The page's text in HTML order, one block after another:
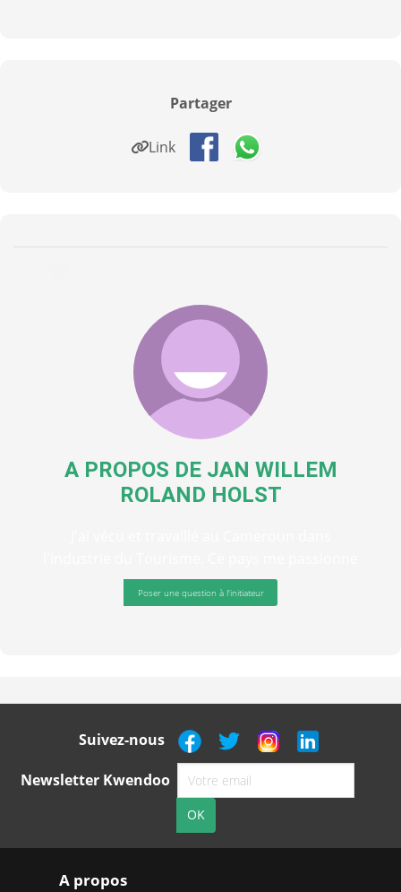
Partager
Link
A PROPOS DE JAN WILLEM
ROLAND HOLST
Poser une question à l'initiateur
Suivez-nous
Newsletter Kwendoo
A propos